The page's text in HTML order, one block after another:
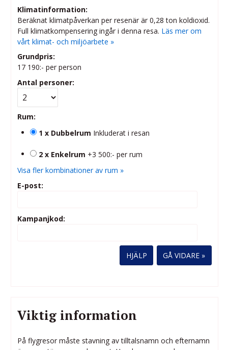
Klimatinformation:
Beräknat klimatpåverkan per resenär är 0,28 ton koldioxid.
Full klimatkompensering ingår i denna resa. Läs mer om
vårt klimat- och miljöarbete »
Grundpris:
17 190:- per person
Antal personer:
Rum:
1 x Dubbelrum Inkluderat i resan
2 x Enkelrum +3 500:- per rum
Visa fler kombinationer av rum »
E-post:
Kampanjkod:
HJÄLP
Viktig information
På flygresor måste stavning av tilltalsnamn och efternamn